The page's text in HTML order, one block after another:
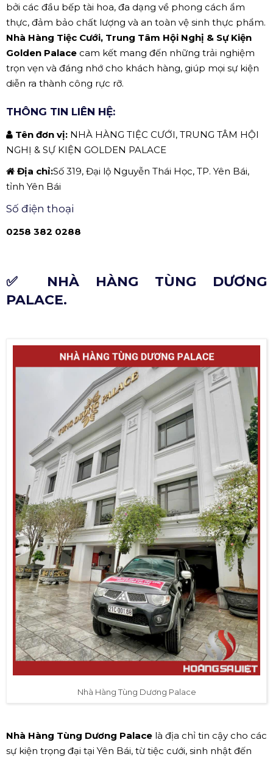
bởi các đầu bếp tài hoa, đa dạng về phong cách ẩm
thực, đảm bảo chất lượng và an toàn vệ sinh thực phẩm.
Nhà Hàng Tiệc Cưới, Trung Tâm Hội Nghị & Sự Kiện
Golden Palace cam kết mang đến những trải nghiệm
trọn vẹn và đáng nhớ cho khách hàng, giúp mọi sự kiện
diễn ra thành công rực rỡ.
THÔNG TIN LIÊN HỆ:
Tên đơn vị: NHÀ HÀNG TIỆC CƯỚI, TRUNG TÂM HỘI
NGHỊ & SỰ KIỆN GOLDEN PALACE
Địa chỉ:Số 319, Đại lộ Nguyễn Thái Học, TP. Yên Bái,
tỉnh Yên Bái
Số điện thoại
0258 382 0288
✅ NHÀ HÀNG TÙNG DƯƠNG
PALACE.
Nhà Hàng Tùng Dương Palace
Nhà Hàng Tùng Dương Palace là địa chỉ tin cậy cho các
sự kiện trọng đại tại Yên Bái, từ tiệc cưới, sinh nhật đến